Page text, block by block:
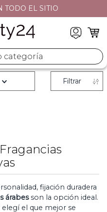
TODO EL SITIO
fijación duradera
árabesson la opción ideal.
el que mejor se
Filtrar